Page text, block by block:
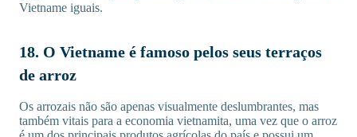
Vietname iguais.
18. O Vietname é famoso pelos seus terraços
de arroz
Os arrozais não são apenas visualmente deslumbrantes, mas
também vitais para a economia vietnamita, uma vez que o arroz